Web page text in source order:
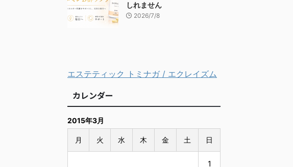
しれません
2026/7/8
エステティック トミナガ / エクレイズム
カレンダー
2015年3月
月 火 水 木 金 土 日
1